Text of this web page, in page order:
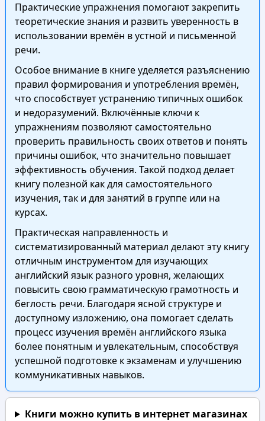
Практические упражнения помогают закрепить
теоретические знания и развить уверенность в
использовании времён в устной и письменной
речи.
Особое внимание в книге уделяется разъяснению
правил формирования и употребления времён,
что способствует устранению типичных ошибок
и недоразумений. Включённые ключи к
упражнениям позволяют самостоятельно
проверить правильность своих ответов и понять
причины ошибок, что значительно повышает
эффективность обучения. Такой подход делает
книгу полезной как для самостоятельного
изучения, так и для занятий в группе или на
курсах.
Практическая направленность и
систематизированный материал делают эту книгу
отличным инструментом для изучающих
английский язык разного уровня, желающих
повысить свою грамматическую грамотность и
беглость речи. Благодаря ясной структуре и
доступному изложению, она помогает сделать
процесс изучения времён английского языка
более понятным и увлекательным, способствуя
успешной подготовке к экзаменам и улучшению
коммуникативных навыков.
Книги можно купить в интернет магазинах